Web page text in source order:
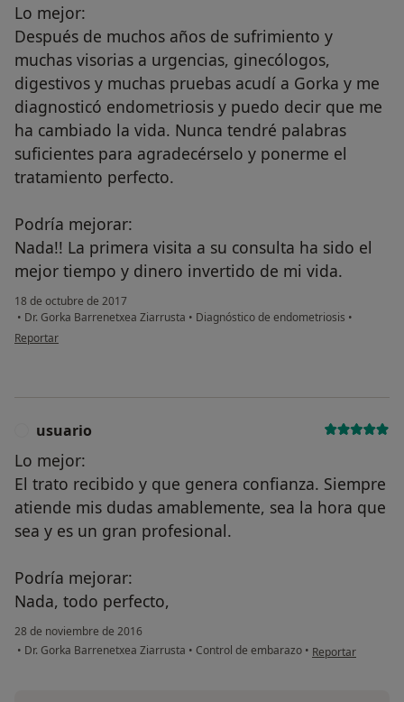
Lo mejor:
Después de muchos años de sufrimiento y
muchas visorias a urgencias, ginecólogos,
digestivos y muchas pruebas acudí a Gorka y me
diagnosticó endometriosis y puedo decir que me
ha cambiado la vida. Nunca tendré palabras
suficientes para agradecérselo y ponerme el
tratamiento perfecto.
Podría mejorar:
Nada!! La primera visita a su consulta ha sido el
mejor tiempo y dinero invertido de mi vida.
18 de octubre de 2017
• Dr. Gorka Barrenetxea Ziarrusta • Diagnóstico de endometriosis •
en opinión del usuario paciente anónimo
Reportar
usuario
Lo mejor:
El trato recibido y que genera confianza. Siempre
atiende mis dudas amablemente, sea la hora que
sea y es un gran profesional.
Podría mejorar:
Nada, todo perfecto,
28 de noviembre de 2016
• Dr. Gorka Barrenetxea Ziarrusta • Control de embarazo • en opinión del
Reportar
¿Alguna vez has usado una app
o chatbot de IA para hablar
Sí, varias veces
Sí, una vez
No, pero lo consideraría